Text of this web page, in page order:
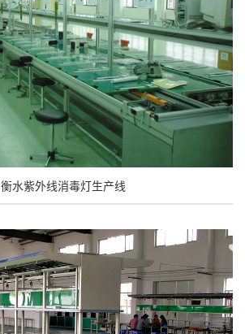
衡水紫外线消毒灯生产线